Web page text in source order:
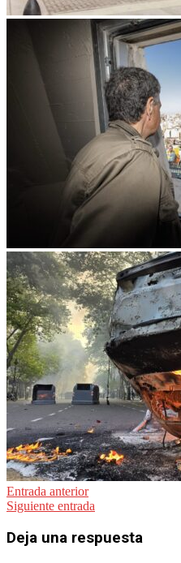
Navegación
de
entradas
Entrada anterior
Siguiente entrada
Deja una respuesta